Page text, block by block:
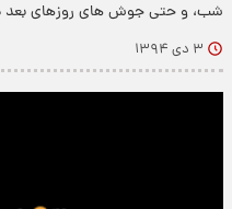
شب، و حتی جوش های روزهای بعد
۳ دی ۱۳۹۴